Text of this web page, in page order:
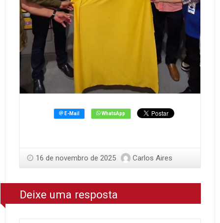
16 de novembro de 2025 Carlos Aires
Deixe uma resposta